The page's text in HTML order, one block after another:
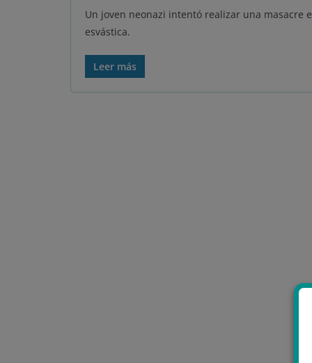
Un joven neonazi intentó realizar una masacre
esvástica.
Leer más